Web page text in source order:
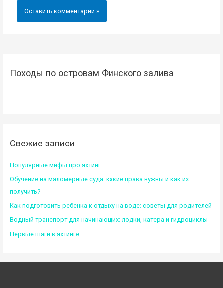
Походы по островам Финского залива
Свежие записи
Популярные мифы про яхтинг
Обучение на маломерные суда: какие права нужны и как их
получить?
Как подготовить ребенка к отдыху на воде: советы для родителей
Водный транспорт для начинающих: лодки, катера и гидроциклы
Первые шаги в яхтинге